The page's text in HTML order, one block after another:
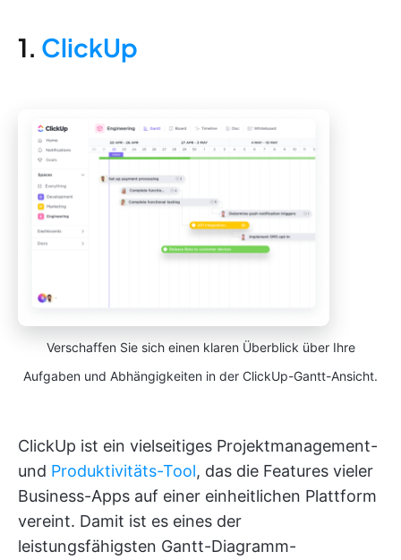
1. ClickUp
Verschaffen Sie sich einen klaren Überblick über Ihre
Aufgaben und Abhängigkeiten in der ClickUp-Gantt-Ansicht.
ClickUp ist ein vielseitiges Projektmanagement-
und Produktivitäts-Tool, das die Features vieler
Business-Apps auf einer einheitlichen Plattform
vereint. Damit ist es eines der
leistungsfähigsten Gantt-Diagramm-